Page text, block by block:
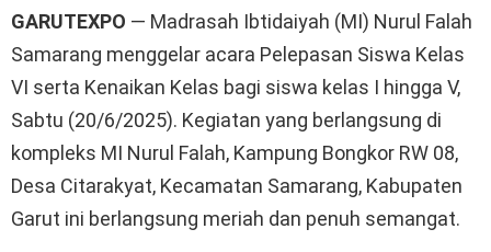
GARUTEXPO — Madrasah Ibtidaiyah (MI) Nurul Falah
Samarang menggelar acara Pelepasan Siswa Kelas
VI serta Kenaikan Kelas bagi siswa kelas I hingga V,
Sabtu (20/6/2025). Kegiatan yang berlangsung di
kompleks MI Nurul Falah, Kampung Bongkor RW 08,
Desa Citarakyat, Kecamatan Samarang, Kabupaten
Garut ini berlangsung meriah dan penuh semangat.